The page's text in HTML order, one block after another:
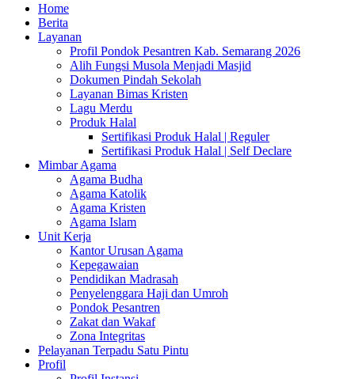
Home
Berita
Layanan
Profil Pondok Pesantren Kab. Semarang 2026
Alih Fungsi Musola Menjadi Masjid
Dokumen Pindah Sekolah
Layanan Bimas Kristen
Lagu Merdu
Produk Halal
Sertifikasi Produk Halal | Reguler
Sertifikasi Produk Halal | Self Declare
Mimbar Agama
Agama Budha
Agama Katolik
Agama Kristen
Agama Islam
Unit Kerja
Kantor Urusan Agama
Kepegawaian
Pendidikan Madrasah
Penyelenggara Haji dan Umroh
Pondok Pesantren
Zakat dan Wakaf
Zona Integritas
Pelayanan Terpadu Satu Pintu
Profil